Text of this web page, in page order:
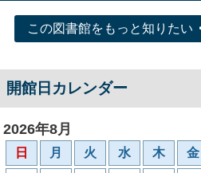
この図書館をもっと知りたい
開館日カレンダー
2026年8月
日 月 火 水 木 金